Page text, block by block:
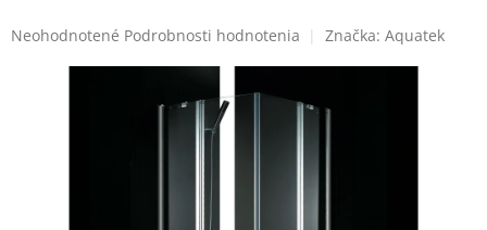
Priemerné
Neohodnotené Podrobnosti hodnotenia Značka: Aquatek